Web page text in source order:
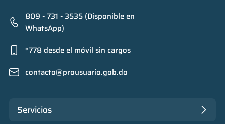
809 - 731 - 3535 (Disponible en
WhatsApp)
*778 desde el móvil sin cargos
contacto@prousuario.gob.do
Servicios